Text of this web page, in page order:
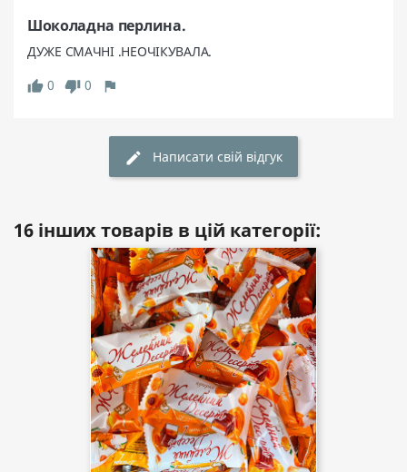
Шоколадна перлина.
ДУЖЕ СМАЧНІ .НЕОЧІКУВАЛА.
thumb_up 0 thumb_down 0 flag
edit Написати свій відгук
16 інших товарів в цій категорії: